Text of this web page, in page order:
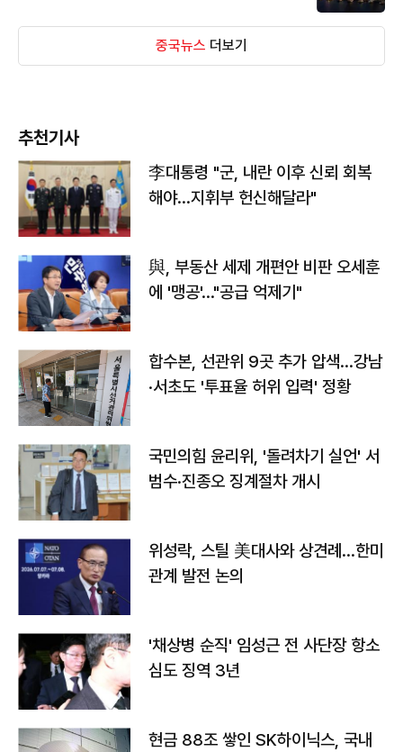
중국뉴스 더보기
추천기사
李대통령 "군, 내란 이후 신뢰 회복
해야…지휘부 헌신해달라"
與, 부동산 세제 개편안 비판 오세훈
에 '맹공'…"공급 억제기"
합수본, 선관위 9곳 추가 압색…강남
·서초도 '투표율 허위 입력' 정황
국민의힘 윤리위, '돌려차기 실언' 서
범수·진종오 징계절차 개시
위성락, 스틸 美대사와 상견례…한미
관계 발전 논의
'채상병 순직' 임성근 전 사단장 항소
심도 징역 3년
현금 88조 쌓인 SK하이닉스, 국내